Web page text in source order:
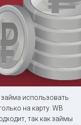
до50 000₽
до 30 дня
использовать
на карту. WB
так как займы